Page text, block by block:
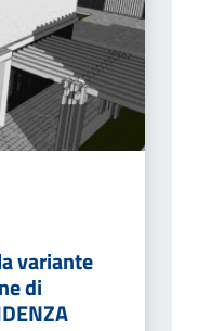
variante
di